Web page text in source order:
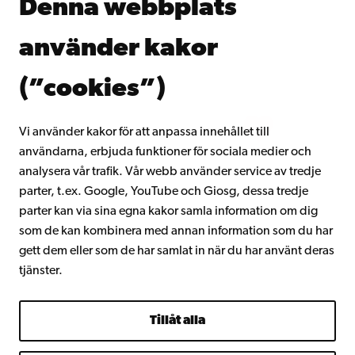
Denna webbplats
använder kakor
(”cookies”)
Vi använder kakor för att anpassa innehållet till
användarna, erbjuda funktioner för sociala medier och
analysera vår trafik. Vår webb använder service av tredje
parter, t.ex. Google, YouTube och Giosg, dessa tredje
parter kan via sina egna kakor samla information om dig
som de kan kombinera med annan information som du har
gett dem eller som de har samlat in när du har använt deras
tjänster.
Tillåt alla
Kontinuerligt lärande
Gå med i Åbo Akademis alumnnätverk
Intranätet
Facebook InstagramYouTube LinkedIn Blog Snapchat